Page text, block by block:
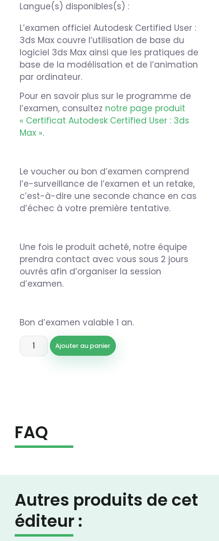
Langue(s) disponibles(s) :
L’examen officiel Autodesk Certified User :
3ds Max couvre l’utilisation de base du
logiciel 3ds Max ainsi que les pratiques de
base de la modélisation et de l’animation
par ordinateur.
Pour en savoir plus sur le programme de
l’examen, consultez notre page produit
« Certificat Autodesk Certified User : 3ds
Max ».
Le voucher ou bon d’examen comprend
l’e-surveillance de l’examen et un retake,
c’est-à-dire une seconde chance en cas
d’échec à votre première tentative.
Une fois le produit acheté, notre équipe
prendra contact avec vous sous 2 jours
ouvrés afin d’organiser la session
d’examen.
Bon d’examen valable 1 an.
Ajouter au panier
FAQ
Autres produits de cet
éditeur :